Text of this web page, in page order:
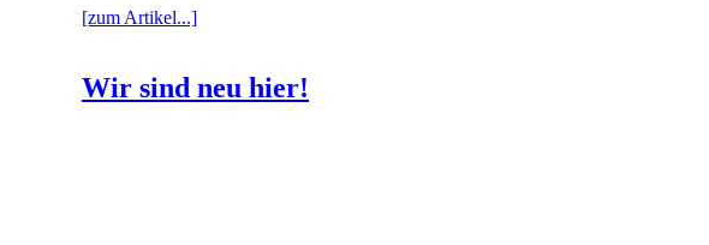
[zum Artikel...]
Wir sind neu hier!